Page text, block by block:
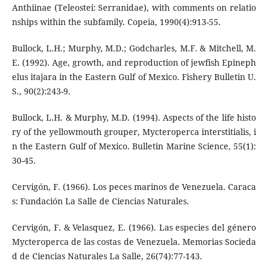
Anthiinae (Teleostei: Serranidae), with comments on relatio
nships within the subfamily. Copeia, 1990(4):913-55.
Bullock, L.H.; Murphy, M.D.; Godcharles, M.F. & Mitchell, M.
E. (1992). Age, growth, and reproduction of jewfish Epineph
elus itajara in the Eastern Gulf of Mexico. Fishery Bulletin U.
S., 90(2):243-9.
Bullock, L.H. & Murphy, M.D. (1994). Aspects of the life histo
ry of the yellowmouth grouper, Mycteroperca interstitialis, i
n the Eastern Gulf of Mexico. Bulletin Marine Science, 55(1):
30-45.
Cervigón, F. (1966). Los peces marinos de Venezuela. Caraca
s: Fundación La Salle de Ciencias Naturales.
Cervigón, F. & Velasquez, E. (1966). Las especies del género
Mycteroperca de las costas de Venezuela. Memorias Socieda
d de Ciencias Naturales La Salle, 26(74):77-143.